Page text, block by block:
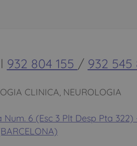
932 804 155 / 932 545
CLINICA, NEUROLOGIA
Num. 6 (Esc 3 Plt Desp Pta 322)